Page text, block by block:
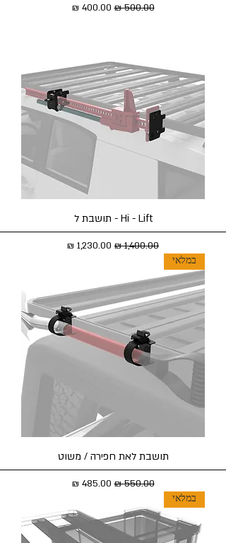
מחיר רגיל‏500.00 ‏₪ מחיר מבצע
Hi - Lift - תושבת ל
מחיר רגיל מחיר מבצע
במלאי
תושבת לאת חפירה / משוט
מחיר רגיל‏550.00 ‏₪ מחיר מבצע
במלאי